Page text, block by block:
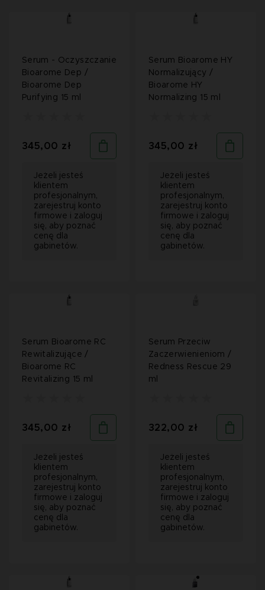
Serum - Oczyszczanie
Bioarome Dep /
Bioarome Dep
Purifying 15 ml
345,00 zł
Jeżeli jesteś
klientem
profesjonalnym,
zarejestruj konto
firmowe i zaloguj
się, aby poznać
cenę dla
gabinetów.
Serum Bioarome HY
Normalizujący /
Bioarome HY
Normalizing 15 ml
345,00 zł
Jeżeli jesteś
klientem
profesjonalnym,
zarejestruj konto
firmowe i zaloguj
się, aby poznać
cenę dla
gabinetów.
Serum Bioarome RC
Rewitalizujące /
Bioarome RC
Revitalizing 15 ml
345,00 zł
Jeżeli jesteś
klientem
profesjonalnym,
zarejestruj konto
firmowe i zaloguj
się, aby poznać
cenę dla
gabinetów.
Serum Przeciw
Zaczerwienieniom /
Redness Rescue 29
ml
322,00 zł
Jeżeli jesteś
klientem
profesjonalnym,
zarejestruj konto
firmowe i zaloguj
się, aby poznać
cenę dla
gabinetów.